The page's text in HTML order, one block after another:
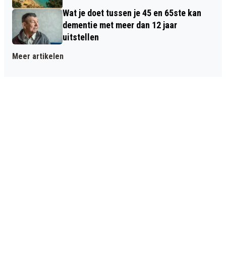
Wat je doet tussen je 45 en 65ste kan
dementie met meer dan 12 jaar
uitstellen
Meer artikelen